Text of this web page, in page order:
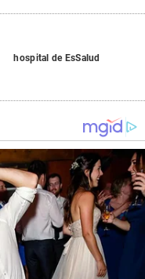
hospital de EsSalud